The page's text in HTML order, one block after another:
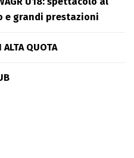
e grandi prestazioni
QUOTA